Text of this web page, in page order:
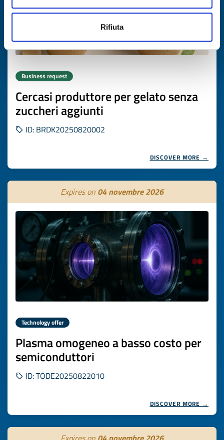
Rifiuta
Business request
Cercasi produttore per gelato senza
zuccheri aggiunti
ID: BRDK20250820002
DISCOVER MORE →
Expires on 04 novembre 2026
Technology offer
Plasma omogeneo a basso costo per
semiconduttori
ID: TODE20250822010
DISCOVER MORE →